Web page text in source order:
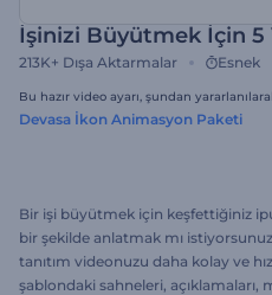
İşinizi Büyütmek İçin 5
213K+ Dışa Aktarmalar Esnek
Bu hazır video ayarı, şundan
Devasa İkon Animasyon Paketi
Bir işi büyütmek için keşfettiğiniz
bir şekilde anlatmak mı
tanıtım videonuzu daha kolay ve
şablondaki sahneleri, açıklamaları,